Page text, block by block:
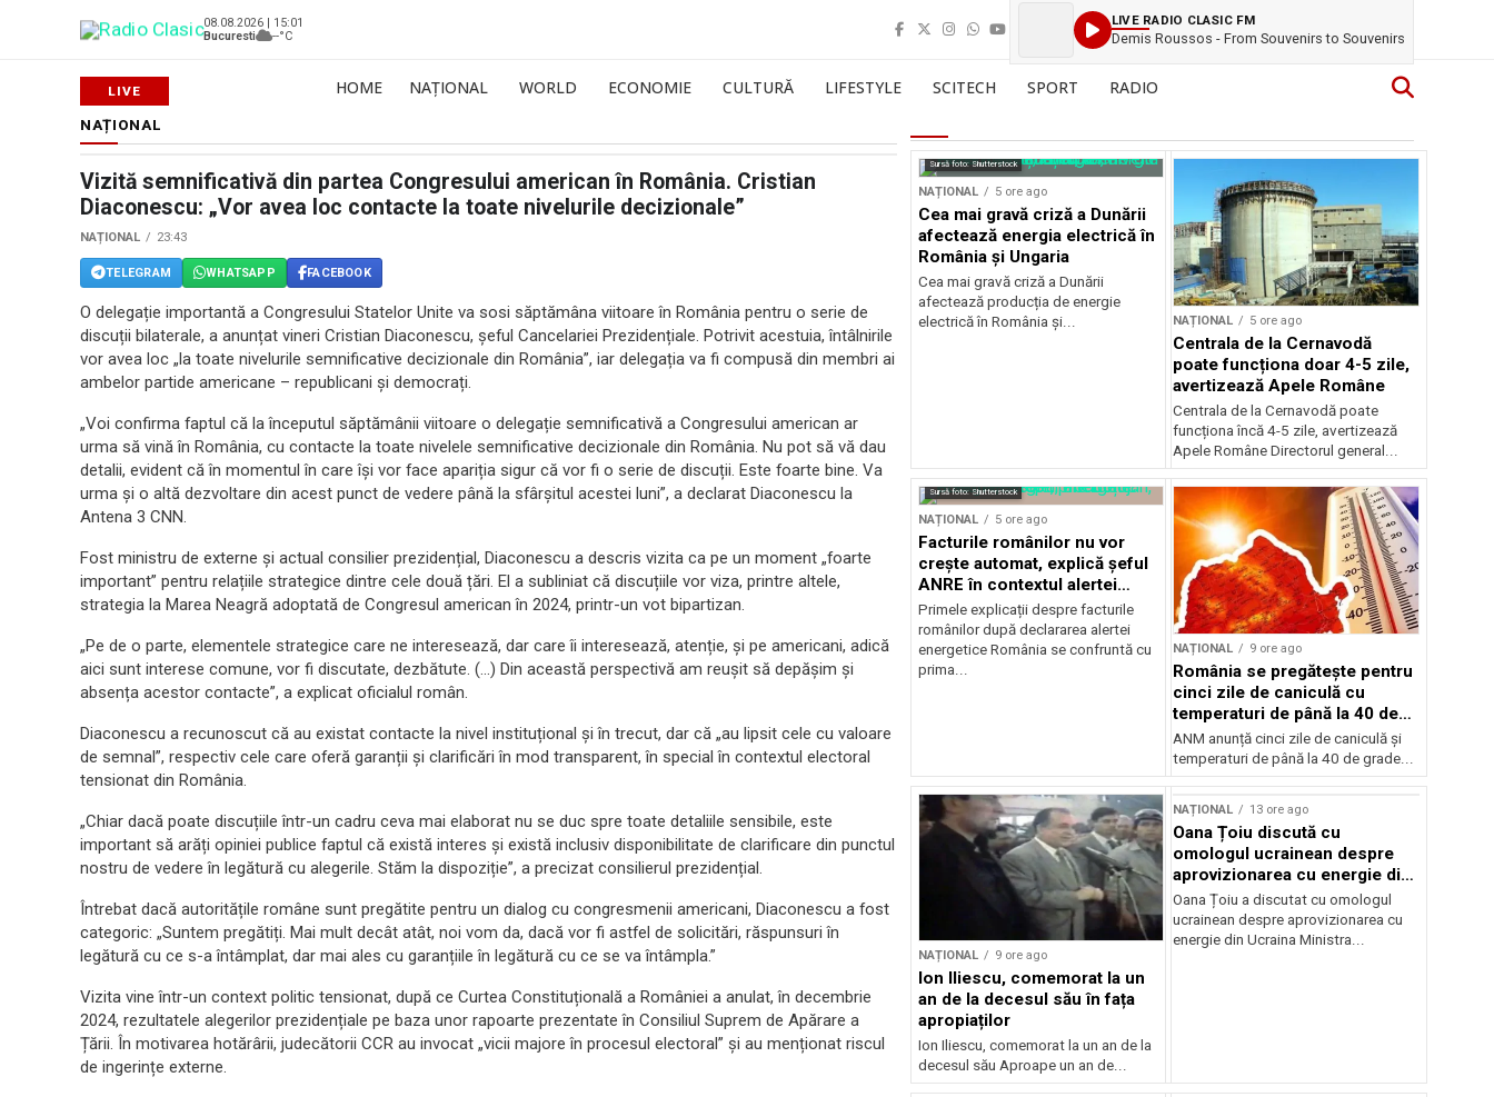
08.08.2026 | 15:01
Bucuresti
--°C
LIVE RADIO CLASIC FM
Demis Roussos - From Souvenirs to Souvenirs
HOME NAȚIONAL WORLD ECONOMIE CULTURĂ LIFESTYLE SCITECH SPORT RADIO
NAȚIONAL
Vizită semnificativă din partea Congresului american în România. Cristian
Diaconescu: „Vor avea loc contacte la toate nivelurile decizionale”
NAȚIONAL 23:43
TELEGRAM WHATSAPP FACEBOOK
O delegație importantă a Congresului Statelor Unite va sosi săptămâna viitoare în România pentru o serie de
discuții bilaterale, a anunțat vineri Cristian Diaconescu, șeful Cancelariei Prezidențiale. Potrivit acestuia, întâlnirile
vor avea loc „la toate nivelurile semnificative decizionale din România”, iar delegația va fi compusă din membri ai
ambelor partide americane – republicani și democrați.
„Voi confirma faptul că la începutul săptămânii viitoare o delegație semnificativă a Congresului american ar
urma să vină în România, cu contacte la toate nivelele semnificative decizionale din România. Nu pot să vă dau
detalii, evident că în momentul în care își vor face apariția sigur că vor fi o serie de discuții. Este foarte bine. Va
urma și o altă dezvoltare din acest punct de vedere până la sfârșitul acestei luni”, a declarat Diaconescu la
Antena 3 CNN.
Fost ministru de externe și actual consilier prezidențial, Diaconescu a descris vizita ca pe un moment „foarte
important” pentru relațiile strategice dintre cele două țări. El a subliniat că discuțiile vor viza, printre altele,
strategia la Marea Neagră adoptată de Congresul american în 2024, printr-un vot bipartizan.
„Pe de o parte, elementele strategice care ne interesează, dar care îi interesează, atenție, și pe americani, adică
aici sunt interese comune, vor fi discutate, dezbătute. (…) Din această perspectivă am reușit să depășim și
absența acestor contacte”, a explicat oficialul român.
Diaconescu a recunoscut că au existat contacte la nivel instituțional și în trecut, dar că „au lipsit cele cu valoare
de semnal”, respectiv cele care oferă garanții și clarificări în mod transparent, în special în contextul electoral
tensionat din România.
„Chiar dacă poate discuțiile într-un cadru ceva mai elaborat nu se duc spre toate detaliile sensibile, este
important să arăți opiniei publice faptul că există interes și există inclusiv disponibilitate de clarificare din punctul
nostru de vedere în legătură cu alegerile. Stăm la dispoziție”, a precizat consilierul prezidențial.
Întrebat dacă autoritățile române sunt pregătite pentru un dialog cu congresmenii americani, Diaconescu a fost
categoric: „Suntem pregătiți. Mai mult decât atât, noi vom da, dacă vor fi astfel de solicitări, răspunsuri în
legătură cu ce s-a întâmplat, dar mai ales cu garanțiile în legătură cu ce se va întâmpla.”
Vizita vine într-un context politic tensionat, după ce Curtea Constituțională a României a anulat, în decembrie
2024, rezultatele alegerilor prezidențiale pe baza unor rapoarte prezentate în Consiliul Suprem de Apărare a
Țării. În motivarea hotărârii, judecătorii CCR au invocat „vicii majore în procesul electoral” și au menționat riscul
de ingerințe externe.
Sursă foto: Shutterstock
NAȚIONAL 5 ore ago
Cea mai gravă criză a Dunării
afectează energia electrică în
România și Ungaria
Cea mai gravă criză a Dunării
afectează producția de energie
electrică în România și...
NAȚIONAL 5 ore ago
Centrala de la Cernavodă
poate funcționa doar 4-5 zile,
avertizează Apele Române
Centrala de la Cernavodă poate
funcționa încă 4-5 zile, avertizează
Apele Române Directorul general...
Sursă foto: Shutterstock
NAȚIONAL 5 ore ago
Facturile românilor nu vor
crește automat, explică șeful
ANRE în contextul alertei
energetice
Primele explicații despre facturile
românilor după declararea alertei
energetice România se confruntă cu
prima...
NAȚIONAL 9 ore ago
România se pregătește pentru
cinci zile de caniculă cu
temperaturi de până la 40 de
grade
ANM anunță cinci zile de caniculă și
temperaturi de până la 40 de grade...
NAȚIONAL 9 ore ago
Ion Iliescu, comemorat la un
an de la decesul său în fața
apropiaților
Ion Iliescu, comemorat la un an de la
decesul său Aproape un an de...
NAȚIONAL 13 ore ago
Oana Țoiu discută cu
omologul ucrainean despre
aprovizionarea cu energie din
Ucraina
Oana Țoiu a discutat cu omologul
ucrainean despre aprovizionarea cu
energie din Ucraina Ministra...